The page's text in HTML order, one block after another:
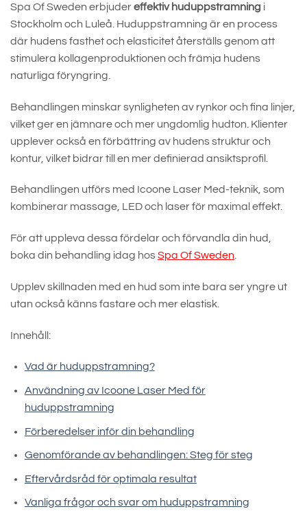
Spa Of Sweden erbjudereffektiv huduppstramning i
Stockholm och Luleå. Huduppstramning är en process
där hudens fasthet och elasticitet återställs genom att
stimulera kollagenproduktionen och främja hudens
naturliga föryngring.
Behandlingen minskar synligheten av rynkor och fina linjer,
vilket ger en jämnare och mer ungdomlig hudton. Klienter
upplever också en förbättring av hudens struktur och
kontur, vilket bidrar till en mer definierad ansiktsprofil.
Behandlingen utförs med Icoone Laser Med-teknik, som
kombinerar massage, LED och laser för maximal effekt.
För att uppleva dessa fördelar och förvandla din hud,
boka din behandling idag hosSpa Of Sweden
Upplev skillnaden med en hud som inte bara ser yngre ut
utan också känns fastare och mer elastisk.
Innehåll:
Vad är huduppstramning?
Användning av Icoone Laser Med för
huduppstramning
Förberedelser inför din behandling
Genomförande av behandlingen: Steg för steg
Eftervårdsråd för optimala resultat
Vanliga frågor och svar om huduppstramning